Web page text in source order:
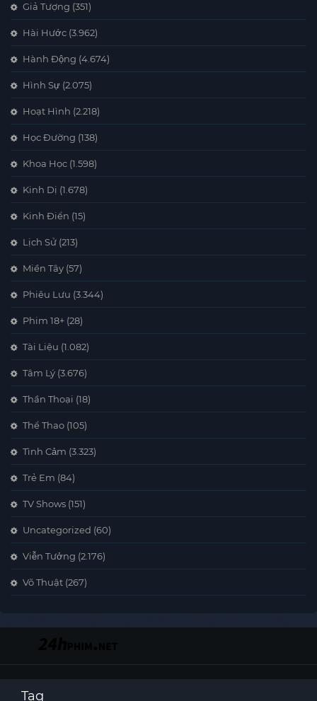
Giả Tượng (351)
Hài Hước (3.962)
Hành Động (4.674)
Hình Sự (2.075)
Hoạt Hình (2.218)
Học Đường (138)
Khoa Học (1.598)
Kinh Dị (1.678)
Kinh Điển (15)
Lịch Sử (213)
Miền Tây (57)
Phiêu Lưu (3.344)
Phim 18+ (28)
Tài Liệu (1.082)
Tâm Lý (3.676)
Thần Thoại (18)
Thể Thao (105)
Tình Cảm (3.323)
Trẻ Em (84)
TV Shows (151)
Uncategorized (60)
Viễn Tưởng (2.176)
Võ Thuật (267)
Tag